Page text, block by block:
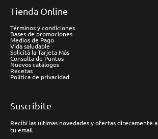
Tienda Online
Términos y condiciones
Bases de promociones
Medios de Pago
Vida saludable
Solicitá la Tarjeta Más
Consulta de Puntos
Nuevos catálogos
Recetas
Política de privacidad
Suscríbite
Recibí las ultimas novedades y ofertas direcamente a
tu email